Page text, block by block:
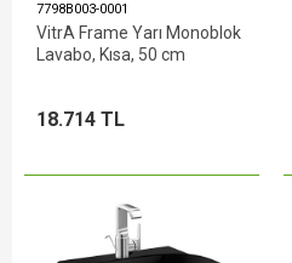
7798B003-0001
VitrA Frame Yarı Monoblok
Lavabo, Kısa, 50 cm
18.714 TL